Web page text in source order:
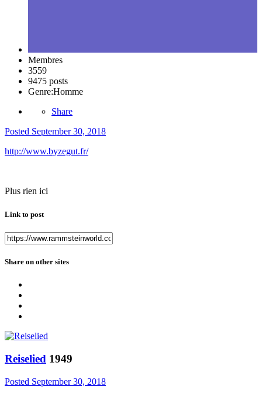
Membres
3559
9475 posts
Genre:Homme
Share
Posted September 30, 2018
http://www.byzegut.fr/
Plus rien ici
Link to post
Share on other sites
Reiselied 1949
Posted September 30, 2018